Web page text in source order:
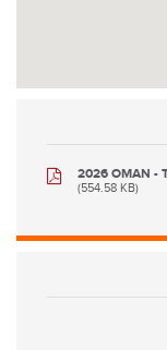
2026 OMAN -
(554.58 KB)